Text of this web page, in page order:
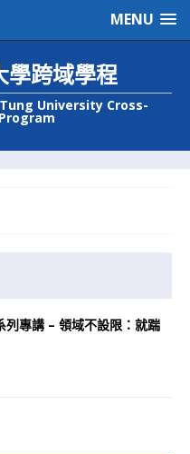
MENU
學跨域學程
University Cross-
列專講 – 領域不設限：就踹